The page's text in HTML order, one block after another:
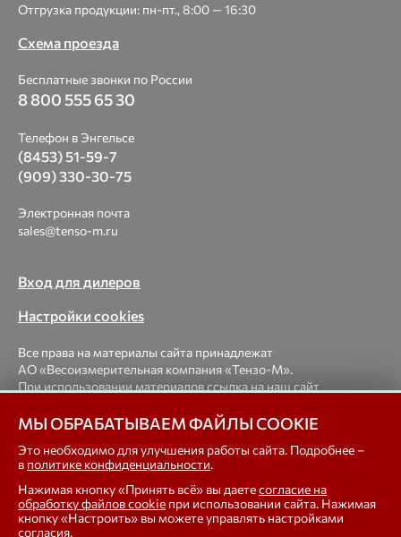
Отгрузка продукции: пн-пт., 8:00 — 16:30
Схема проезда
Бесплатные звонки по России
8 800 555 65 30
Телефон в Энгельсе
(8453) 51-59-7
(909) 330-30-75
Электронная почта
sales@tenso-m.ru
Вход для дилеров
Настройки cookies
Все права на материалы сайта принадлежат
АО «Весоизмерительная компания «Тензо-М».
При использовании материалов ссылка на наш сайт
© 1998-2026 Весоизмерительная компания «Тензо-М» —
платформенные, крановые, вагонные, бункерные,
автомобильные весы, весовые дозаторы для фасовки,
тензодатчики
МЫ ОБРАБАТЫВАЕМ ФАЙЛЫ COOKIE
Это необходимо для улучшения работы сайта. Подробнее –
в политике конфиденциальности.
Нажимая кнопку «Принять всё» вы даетесогласие на
обработку файлов cookie при использовании сайта. Нажимая
кнопку «Настроить» вы можете управлять настройками
согласия.